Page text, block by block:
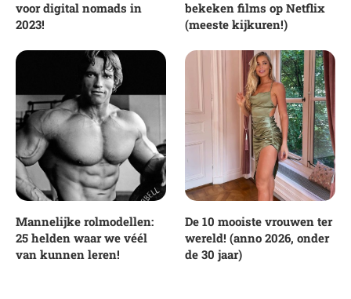
voor digital nomads in
2023!
bekeken films op Netflix
(meeste kijkuren!)
Mannelijke rolmodellen:
25 helden waar we véél
van kunnen leren!
De 10 mooiste vrouwen ter
wereld! (anno 2026, onder
de 30 jaar)